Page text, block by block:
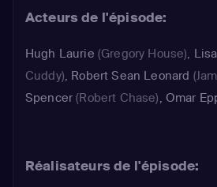
leçon. Quant à
du travail, mais
ardue qu'il n'y
Acteurs de l'épisode:
Hugh Laurie (Gregory House),
Cuddy), Robert Sean Leonard
Spencer (Robert Chase), Omar
Réalisateurs de l'épisode: